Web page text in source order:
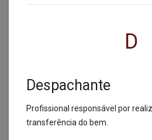
D
Despachante
Profissional responsável por
transferência do bem.